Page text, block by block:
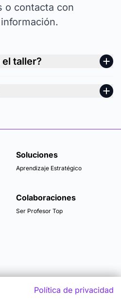
o contacta con
taller?
Soluciones
Aprendizaje Estratégico
Colaboraciones
Ser Profesor Top
Política de privacidad